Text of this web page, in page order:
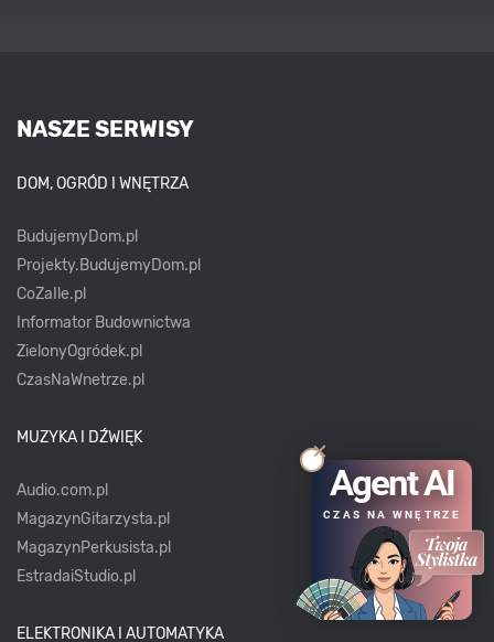
NASZE SERWISY
DOM, OGRÓD I WNĘTRZA
BudujemyDom.pl
Projekty.BudujemyDom.pl
CoZaIle.pl
Informator Budownictwa
ZielonyOgródek.pl
CzasNaWnetrze.pl
MUZYKA I DŹWIĘK
Audio.com.pl
MagazynGitarzysta.pl
MagazynPerkusista.pl
EstradaiStudio.pl
ELEKTRONIKA I AUTOMATYKA
Agent AI
CZAS NA WNĘTRZE